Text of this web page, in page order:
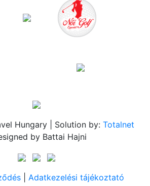
Hungary | Solution by: Totalnet
by Battai Hajni
Adatkezelési tájékoztató